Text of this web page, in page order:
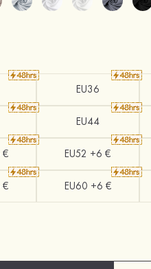
EU36
EU44
€ EU52 +6 €
€ EU60 +6 €